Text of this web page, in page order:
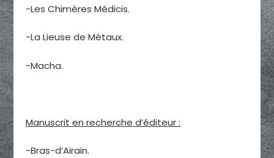
-Les Chimères Médicis.
-La Lieuse de Métaux.
-Macha.
Manuscrit en recherche d’éditeur :
-Bras-d’Airain.